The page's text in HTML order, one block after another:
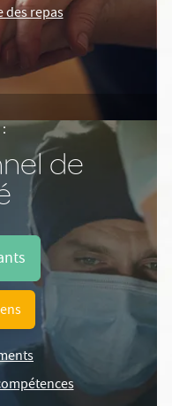
des repas
de